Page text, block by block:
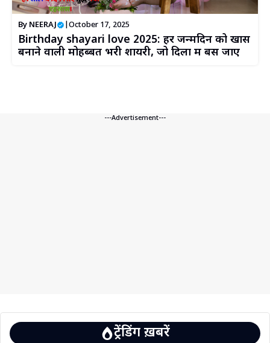
By NEERAJ October 17, 2025
Birthday shayari love 2025: हर जन्मदिन को खास
बनाने वाली मोहब्बत भरी शायरी, जो दिलों में बस जाए
---Advertisement---
ट्रेंडिंग ख़बरें